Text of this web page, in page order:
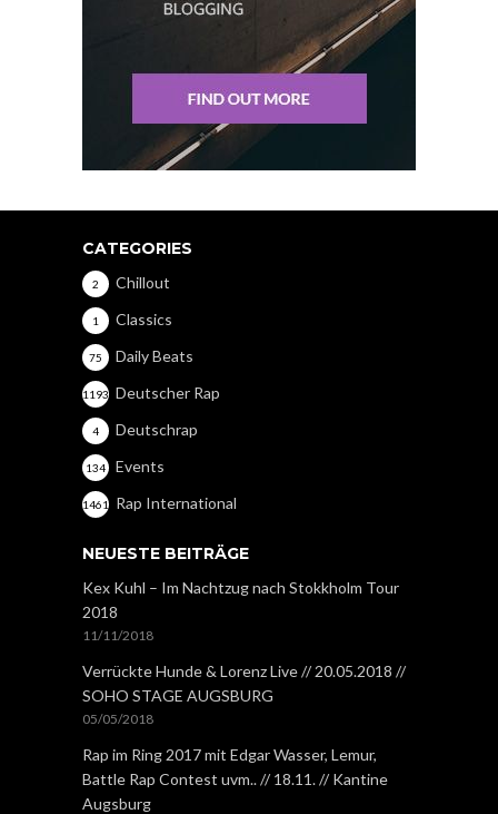
CATEGORIES
Chillout
2
Classics
1
Daily Beats
75
Deutscher Rap
1193
Deutschrap
4
Events
134
Rap International
1461
NEUESTE BEITRÄGE
Kex Kuhl – Im Nachtzug nach Stokkholm Tour
2018
11/11/2018
Verrückte Hunde & Lorenz Live // 20.05.2018 //
SOHO STAGE AUGSBURG
05/05/2018
Rap im Ring 2017 mit Edgar Wasser, Lemur,
Battle Rap Contest uvm.. // 18.11. // Kantine
Augsburg